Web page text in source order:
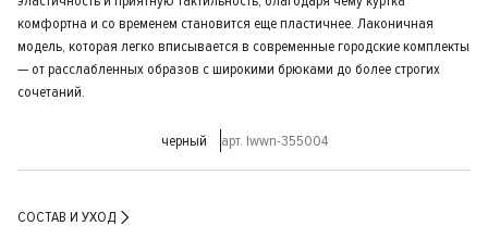
комфортна и со временем становится еще пластичнее. Лаконичная
модель, которая легко вписывается в современные городские комплекты
— от расслабленных образов с широкими брюками до более строгих
сочетаний.
черный арт. lwwn-355004
СОСТАВ И УХОД